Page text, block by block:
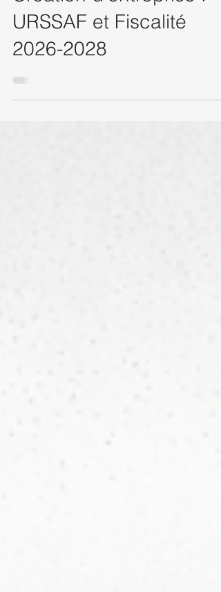
Nadine CHENNAFI
10 avr.
Création d'entreprise :
URSSAF et Fiscalité